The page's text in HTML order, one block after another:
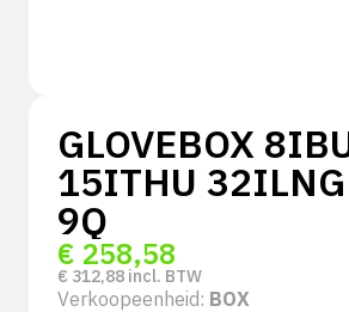
GLOVEBOX
15ITHU
9Q
€ 258,58
€ 312,88 incl. BTW
Verkoopeenheid: BOX